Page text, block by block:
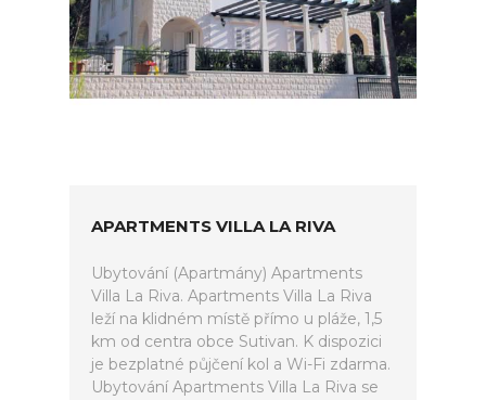
APARTMENTS VILLA LA RIVA
Ubytování (Apartmány) Apartments
Villa La Riva. Apartments Villa La Riva
leží na klidném místě přímo u pláže, 1,5
km od centra obce Sutivan. K dispozici
je bezplatné půjčení kol a Wi-Fi zdarma.
Ubytování Apartments Villa La Riva se